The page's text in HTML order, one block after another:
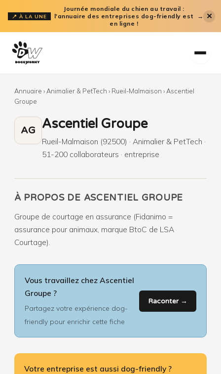
au
contenu
📍 À LA UNE
Journée mondiale du chien au travail :
l'annuaire des entreprises dog-friendly est
en ligne !
→ ✕
Annuaire › Animalier & PetTech › Rueil-Malmaison › Ascentiel
Groupe
AG Ascentiel Groupe
Rueil-Malmaison (92500) · Animalier & PetTech ·
51-200 collaborateurs · entreprise
À PROPOS DE ASCENTIEL GROUPE
Groupe de courtage en assurance (Fidanimo =
assurance pour animaux, marque BtoC de LSA
Courtage).
Vous travaillez chez Ascentiel
Groupe ?
Partagez votre expérience dog-
friendly pour enrichir cette fiche
Raconter →
Votre entreprise est aussi dog-friendly ?